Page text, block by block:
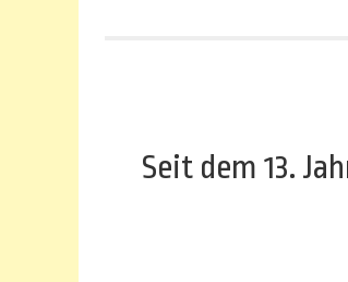
Seit dem 13.